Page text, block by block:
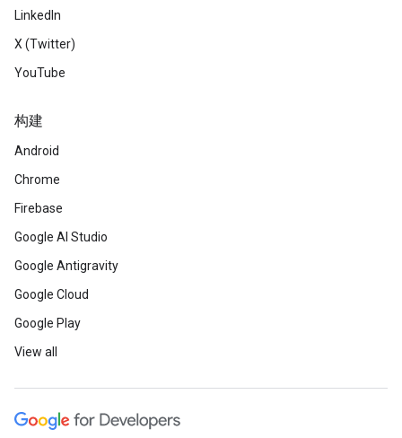
LinkedIn
X (Twitter)
YouTube
构建
Android
Chrome
Firebase
Google AI Studio
Google Antigravity
Google Cloud
Google Play
View all